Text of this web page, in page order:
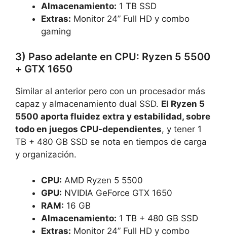
Almacenamiento: 1 TB SSD
Extras: Monitor 24” Full HD y combo
gaming
3) Paso adelante en CPU: Ryzen 5 5500
+ GTX 1650
Similar al anterior pero con un procesador más
capaz y almacenamiento dual SSD. El Ryzen 5
5500 aporta fluidez extra y estabilidad, sobre
todo en juegos CPU-dependientes, y tener 1
TB + 480 GB SSD se nota en tiempos de carga
y organización.
CPU: AMD Ryzen 5 5500
GPU: NVIDIA GeForce GTX 1650
RAM: 16 GB
Almacenamiento: 1 TB + 480 GB SSD
Extras: Monitor 24” Full HD y combo